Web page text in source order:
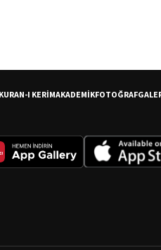
I KERİMAKADEMİKFOTOĞRAF